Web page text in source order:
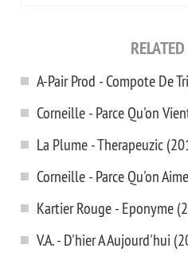
A-Pair Prod - Compote De
Corneille - Parce Qu'on
La Plume - Therapeuzic
Corneille - Parce Qu'on
Kartier Rouge - Eponyme
V.A. - D'hier A Aujourd'hui